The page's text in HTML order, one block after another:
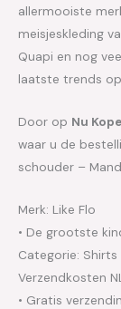
allermooiste
meisjeskleding
Quapi en nog
laatste trends
Door op Nu
waar u de
schouder –
Merk: Like Flo
• De grootste
Categorie: Shirts
Verzendkosten
• Gratis